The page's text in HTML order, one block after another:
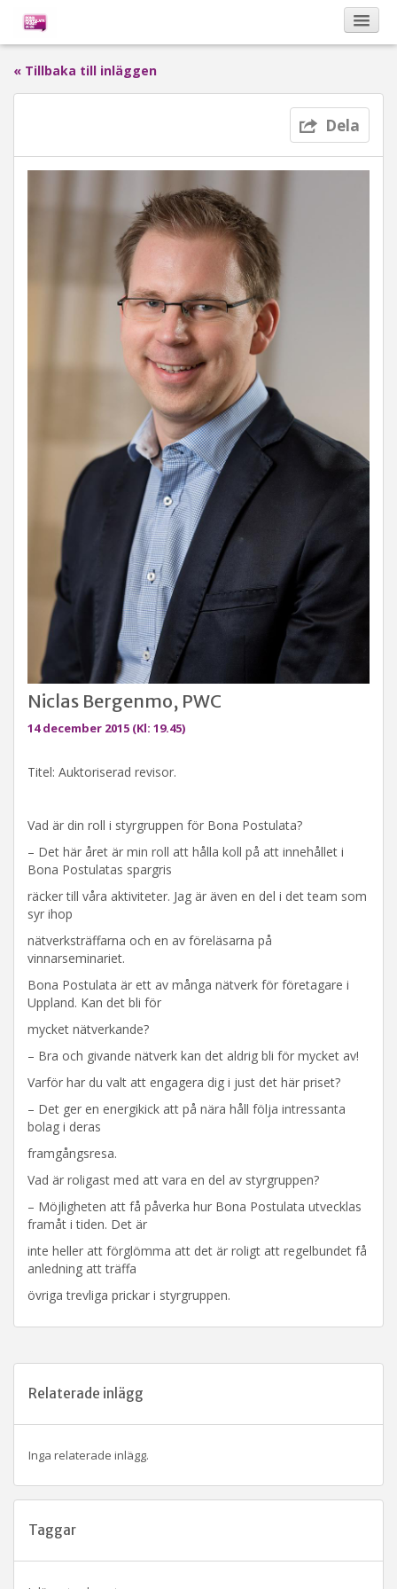
Sponsorer
« Tillbaka till inläggen
Dela
Niclas Bergenmo, PWC
14 december 2015 (Kl: 19.45)
Titel: Auktoriserad revisor.
Vad är din roll i styrgruppen för Bona Postulata?
– Det här året är min roll att hålla koll på att innehållet i
Bona Postulatas spargris
räcker till våra aktiviteter. Jag är även en del i det team som
syr ihop
nätverksträffarna och en av föreläsarna på
vinnarseminariet.
Bona Postulata är ett av många nätverk för företagare i
Uppland. Kan det bli för
mycket nätverkande?
– Bra och givande nätverk kan det aldrig bli för mycket av!
Varför har du valt att engagera dig i just det här priset?
– Det ger en energikick att på nära håll följa intressanta
bolag i deras
framgångsresa.
Vad är roligast med att vara en del av styrgruppen?
– Möjligheten att få påverka hur Bona Postulata utvecklas
framåt i tiden. Det är
inte heller att förglömma att det är roligt att regelbundet få
anledning att träffa
övriga trevliga prickar i styrgruppen.
Relaterade inlägg
Inga relaterade inlägg.
Taggar